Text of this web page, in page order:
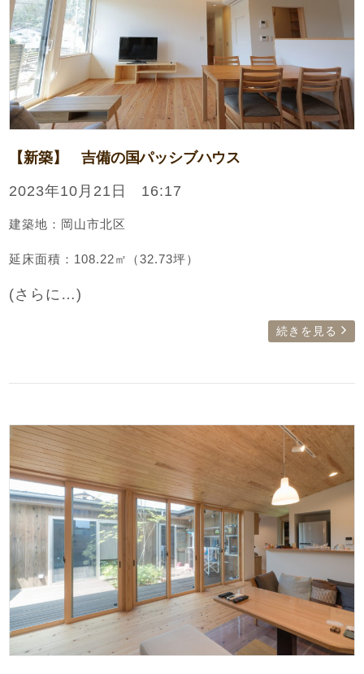
【新築】 吉備の国パッシブハウス
2023年10月21日 16:17
建築地：岡山市北区
延床面積：108.22㎡（32.73坪）
(さらに…)
続きを見る